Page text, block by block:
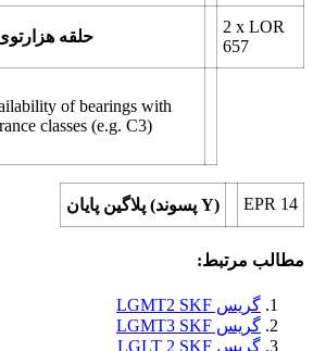
حلقه
2 x LOR
657
of bearings with
classes (e.g. C3)
پلاگین پایان (پسوند Y) EPR 14
مطالب مرتبط:
گریس LGMT2 SKF
گریس LGMT3 SKF
گریس LGLT 2 SKF